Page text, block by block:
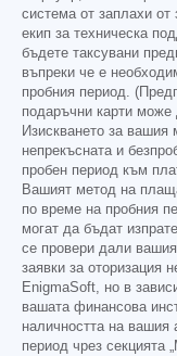
система от заплахи
екип за техническа
бъдете таксувани
въпреки че е
пробния период.
подаръчни карти
Изискването за
непрекъсната и
пробен период към
Вашият метод на
по време на пробния
могат да бъдат
се провери дали
заявки за оторизация
EnigmaSoft, но в
вашата финансова
наличността на вашия
период чрез секцията